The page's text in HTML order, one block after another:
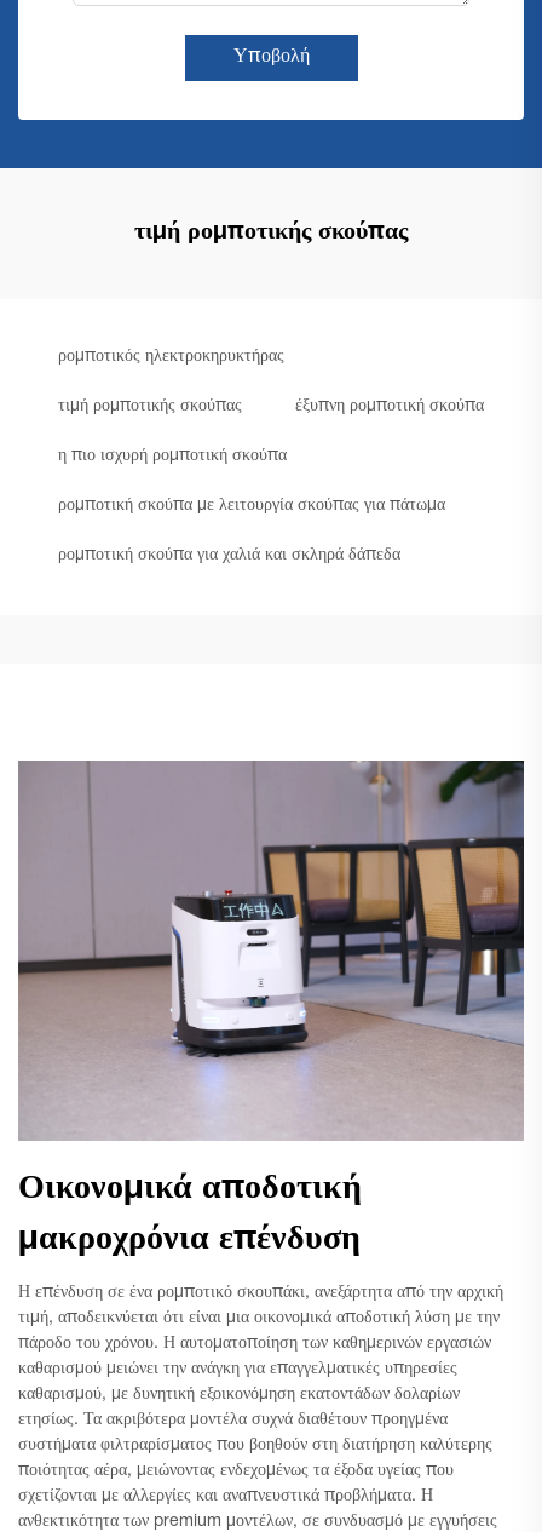
Υποβολή
τιμή ρομποτικής σκούπας
ρομποτικός ηλεκτροκηρυκτήρας
τιμή ρομποτικής σκούπας έξυπνη ρομποτική σκούπα
η πιο ισχυρή ρομποτική σκούπα
ρομποτική σκούπα με λειτουργία σκούπας για πάτωμα
ρομποτική σκούπα για χαλιά και σκληρά δάπεδα
Οικονομικά αποδοτική
μακροχρόνια επένδυση
Η επένδυση σε ένα ρομποτικό σκουπάκι, ανεξάρτητα από την αρχική
τιμή, αποδεικνύεται ότι είναι μια οικονομικά αποδοτική λύση με την
πάροδο του χρόνου. Η αυτοματοποίηση των καθημερινών εργασιών
καθαρισμού μειώνει την ανάγκη για επαγγελματικές υπηρεσίες
καθαρισμού, με δυνητική εξοικονόμηση εκατοντάδων δολαρίων
ετησίως. Τα ακριβότερα μοντέλα συχνά διαθέτουν προηγμένα
συστήματα φιλτραρίσματος που βοηθούν στη διατήρηση καλύτερης
ποιότητας αέρα, μειώνοντας ενδεχομένως τα έξοδα υγείας που
σχετίζονται με αλλεργίες και αναπνευστικά προβλήματα. Η
ανθεκτικότητα των premium μοντέλων, σε συνδυασμό με εγγυήσεις